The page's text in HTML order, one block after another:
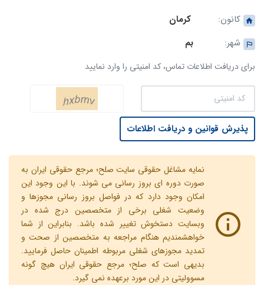
کانون:
کرمان
شهر:
بم
برای دریافت اطلاعات تماس، کد امنیتی را وارد نمایید
پذیرش قوانین و دریافت اطلاعات
نمایه مشاغل حقوقی سایت صلح؛ مرجع حقوقی ایران به
صورت دوره ای بروز رسانی می شوند. با این وجود این
امکان وجود دارد که در فواصل بروز رسانی مجوزها و
وضعیت شغلی برخی از متخصصین درج شده در
وبسایت دستخوش تغییر شده باشد. بنابراین از شما
خواهشمندیم هنگام مراجعه به متخصصین از صحت و
تمدید مجوزهای شغلی مربوطه اطمینان حاصل فرمایید.
بدیهی است که صلح؛ مرجع حقوقی ایران هیچ گونه
مسوولیتی در این مورد برعهده نمی گیرد.